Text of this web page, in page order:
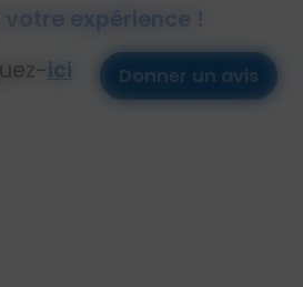
votre expérience !
ici Donner un avis